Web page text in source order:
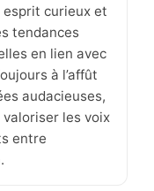
esprit curieux et
tendances
en lien avec
à l’affût
audacieuses,
les voix
entre